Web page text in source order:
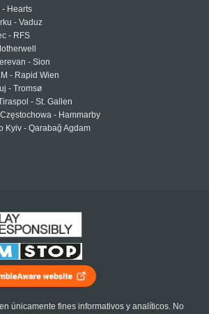
- Hearts
- Vaduz
- RFS
- Sion
- Rapid Wien
- Tromsø
- St. Gallen
- Hammarby
Kyiv - Qarabağ Agdam
únicamente fines informativos y analíticos. No